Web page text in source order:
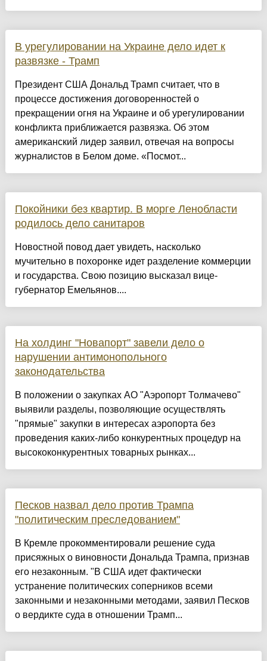
В урегулировании на Украине дело идет к
развязке - Трамп
Президент США Дональд Трамп считает, что в
процессе достижения договоренностей о
прекращении огня на Украине и об урегулировании
конфликта приближается развязка. Об этом
американский лидер заявил, отвечая на вопросы
журналистов в Белом доме. «Посмот...
Покойники без квартир. В морге Ленобласти
родилось дело санитаров
Новостной повод дает увидеть, насколько
мучительно в похоронке идет разделение коммерции
и государства. Свою позицию высказал вице-
губернатор Емельянов....
На холдинг "Новапорт" завели дело о
нарушении антимонопольного
законодательства
В положении о закупках АО "Аэропорт Толмачево"
выявили разделы, позволяющие осуществлять
"прямые" закупки в интересах аэропорта без
проведения каких-либо конкурентных процедур на
высококонкурентных товарных рынках...
Песков назвал дело против Трампа
"политическим преследованием"
В Кремле прокомментировали решение суда
присяжных о виновности Дональда Трампа, признав
его незаконным. "В США идет фактически
устранение политических соперников всеми
законными и незаконными методами, заявил Песков
о вердикте суда в отношении Трамп...